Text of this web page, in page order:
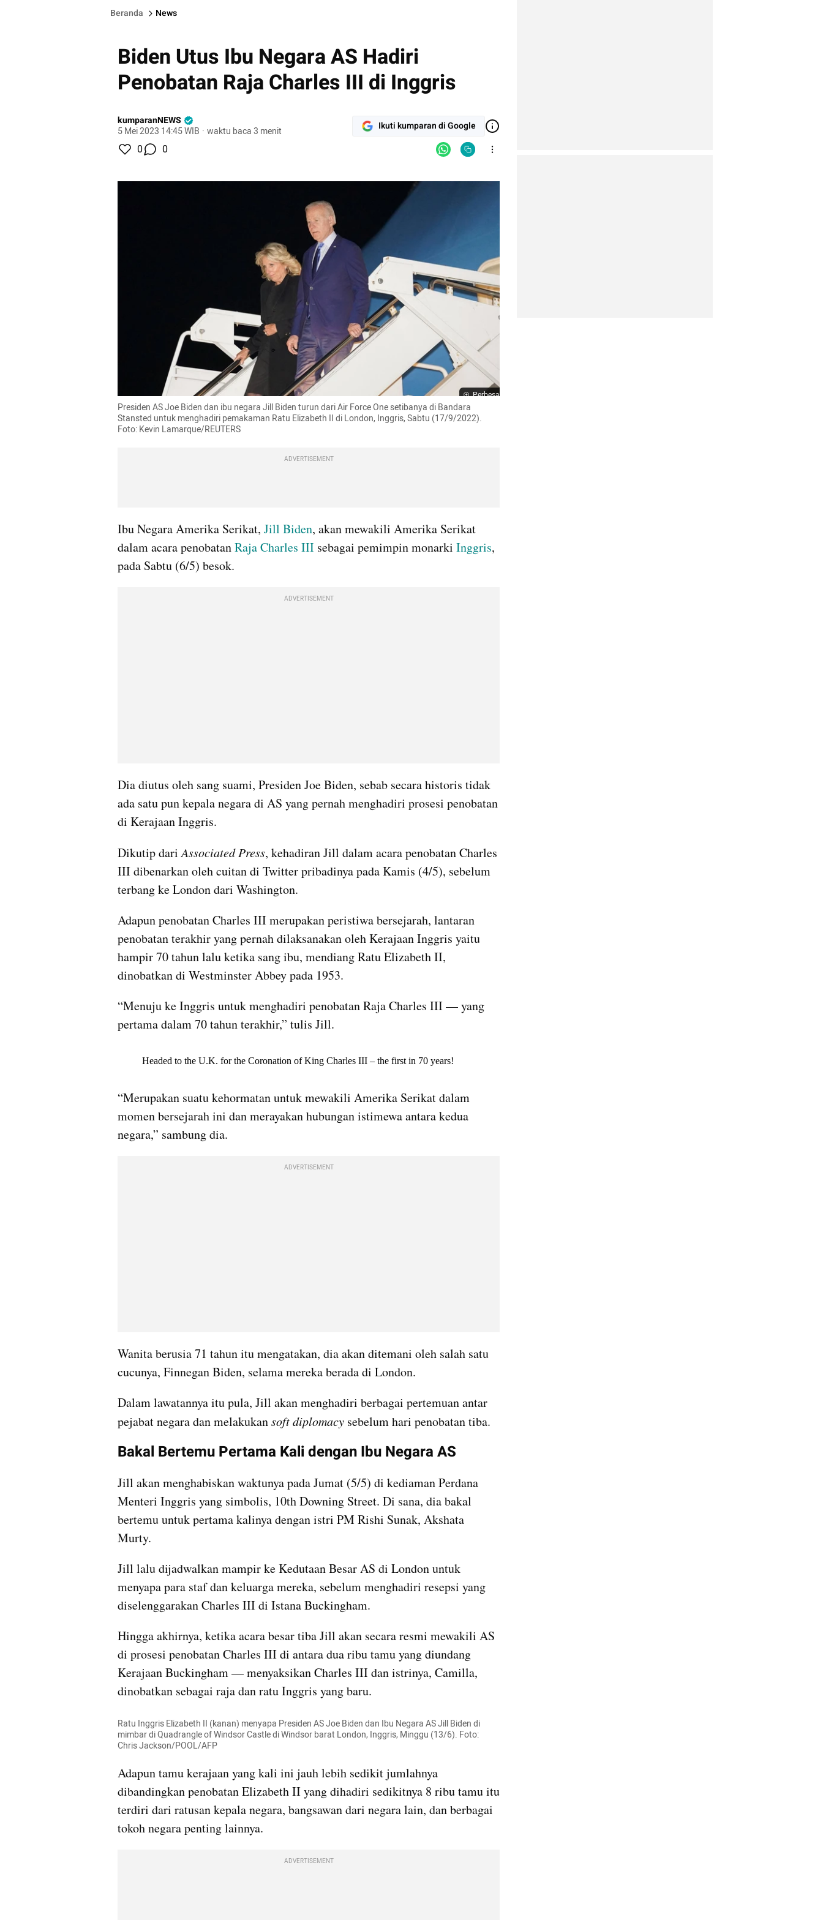
Beranda News
Biden Utus Ibu Negara AS Hadiri
Penobatan Raja Charles III di Inggris
kumparanNEWS
5 Mei 2023 14:45 WIB · waktu baca 3 menit Ikuti kumparan di Google
0 0
Perbesar
Presiden AS Joe Biden dan ibu negara Jill Biden turun dari Air Force One setibanya di Bandara
Stansted untuk menghadiri pemakaman Ratu Elizabeth II di London, Inggris, Sabtu (17/9/2022).
Foto: Kevin Lamarque/REUTERS
ADVERTISEMENT
Ibu Negara Amerika Serikat, Jill Biden, akan mewakili Amerika Serikat
dalam acara penobatan Raja Charles III sebagai pemimpin monarki Inggris,
pada Sabtu (6/5) besok.
ADVERTISEMENT
Dia diutus oleh sang suami, Presiden Joe Biden, sebab secara historis tidak
ada satu pun kepala negara di AS yang pernah menghadiri prosesi penobatan
di Kerajaan Inggris.
Dikutip dari Associated Press, kehadiran Jill dalam acara penobatan Charles
III dibenarkan oleh cuitan di Twitter pribadinya pada Kamis (4/5), sebelum
terbang ke London dari Washington.
Adapun penobatan Charles III merupakan peristiwa bersejarah, lantaran
penobatan terakhir yang pernah dilaksanakan oleh Kerajaan Inggris yaitu
hampir 70 tahun lalu ketika sang ibu, mendiang Ratu Elizabeth II,
dinobatkan di Westminster Abbey pada 1953.
“Menuju ke Inggris untuk menghadiri penobatan Raja Charles III — yang
pertama dalam 70 tahun terakhir,” tulis Jill.
X post embed
“Merupakan suatu kehormatan untuk mewakili Amerika Serikat dalam
momen bersejarah ini dan merayakan hubungan istimewa antara kedua
negara,” sambung dia.
ADVERTISEMENT
Wanita berusia 71 tahun itu mengatakan, dia akan ditemani oleh salah satu
cucunya, Finnegan Biden, selama mereka berada di London.
Dalam lawatannya itu pula, Jill akan menghadiri berbagai pertemuan antar
pejabat negara dan melakukan soft diplomacy sebelum hari penobatan tiba.
Bakal Bertemu Pertama Kali dengan Ibu Negara AS
Jill akan menghabiskan waktunya pada Jumat (5/5) di kediaman Perdana
Menteri Inggris yang simbolis, 10th Downing Street. Di sana, dia bakal
bertemu untuk pertama kalinya dengan istri PM Rishi Sunak, Akshata
Murty.
Jill lalu dijadwalkan mampir ke Kedutaan Besar AS di London untuk
menyapa para staf dan keluarga mereka, sebelum menghadiri resepsi yang
diselenggarakan Charles III di Istana Buckingham.
Hingga akhirnya, ketika acara besar tiba Jill akan secara resmi mewakili AS
di prosesi penobatan Charles III di antara dua ribu tamu yang diundang
Kerajaan Buckingham — menyaksikan Charles III dan istrinya, Camilla,
dinobatkan sebagai raja dan ratu Inggris yang baru.
Ratu Inggris Elizabeth II (kanan) menyapa Presiden AS Joe Biden dan Ibu Negara AS Jill Biden di
mimbar di Quadrangle of Windsor Castle di Windsor barat London, Inggris, Minggu (13/6). Foto:
Chris Jackson/POOL/AFP
Adapun tamu kerajaan yang kali ini jauh lebih sedikit jumlahnya
dibandingkan penobatan Elizabeth II yang dihadiri sedikitnya 8 ribu tamu itu
terdiri dari ratusan kepala negara, bangsawan dari negara lain, dan berbagai
tokoh negara penting lainnya.
ADVERTISEMENT